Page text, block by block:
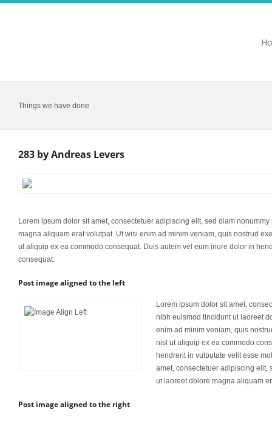
Things we have done
283 by Andreas Levers
Lorem ipsum dolor sit amet, consectetuer adipiscing elit, sed diam
magna aliquam erat volutpat. Ut wisi enim ad minim veniam, quis nostrud
ut aliquip ex ea commodo consequat. Duis autem vel eum iriure dolor in
consequat.
Post image aligned to the left
Lorem ipsum dolor sit amet,
nibh euismod tincidunt ut laoreet
enim ad minim veniam, quis
nisl ut aliquip ex ea commodo
hendrerit in vulputate velit esse
amet, consectetuer adipiscing elit,
ut laoreet dolore magna aliquam
Post image aligned to the right